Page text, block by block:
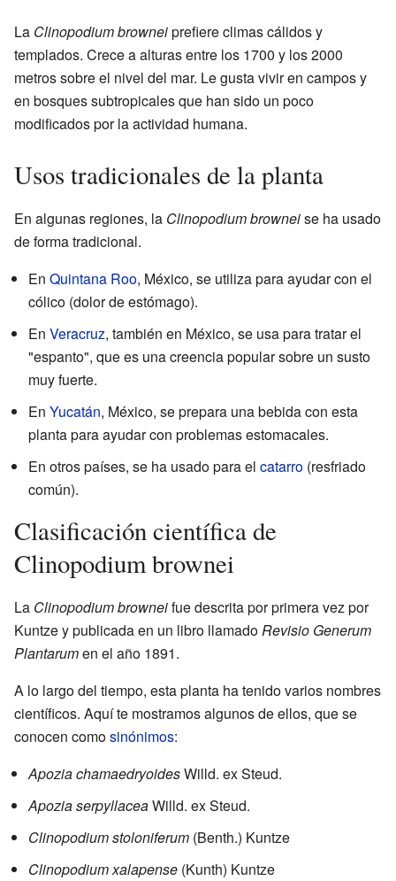
La Clinopodium browneiprefiere climas cálidos y
templados. Crece a alturas entre los 1700 y los 2000
metros sobre el nivel del mar. Le gusta vivir en campos y
en bosques subtropicales que han sido un poco
modificados por la actividad humana.
Usos tradicionales de la planta
En algunas regiones, la Clinopodium browneise ha usado
de forma tradicional.
En Quintana Roo, México, se utiliza para ayudar con el
cólico (dolor de estómago).
En Veracruz, también en México, se usa para tratar el
"espanto", que es una creencia popular sobre un susto
muy fuerte.
En Yucatán, México, se prepara una bebida con esta
planta para ayudar con problemas estomacales.
En otros países, se ha usado para el catarro (resfriado
común).
Clasificación científica de
Clinopodium brownei
La Clinopodium browneifue descrita por primera vez por
Kuntze y publicada en un libro llamadoRevisio Generum
Plantarumen el año 1891.
A lo largo del tiempo, esta planta ha tenido varios nombres
científicos. Aquí te mostramos algunos de ellos, que se
conocen comosinónimos:
Apozia chamaedryoidesWilld. ex Steud.
Apozia serpyllaceaWilld. ex Steud.
Clinopodium stoloniferum (Benth.) Kuntze
Clinopodium xalapense (Kunth) Kuntze